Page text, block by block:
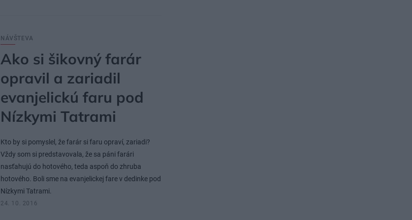
NÁVŠTEVA
Ako si šikovný farár
opravil a zariadil
evanjelickú faru pod
Nízkymi Tatrami
Kto by si pomyslel, že farár si faru opraví, zariadi?
Vždy som si predstavovala, že sa páni farári
nasťahujú do hotového, teda aspoň do zhruba
hotového. Boli sme na evanjelickej fare v dedinke pod
Nízkymi Tatrami.
24. 10. 2016